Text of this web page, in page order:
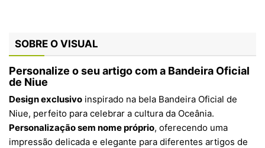
SOBRE O VISUAL
Personalize o seu artigo com a Bandeira Oficial
de Niue
Design exclusivo inspirado na bela Bandeira Oficial de
Niue, perfeito para celebrar a cultura da Oceânia.
Personalização sem nome próprio, oferecendo uma
impressão delicada e elegante para diferentes artigos de